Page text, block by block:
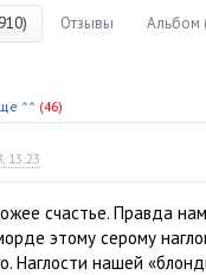
Отзывы Альбом
^^ (46)
13:23
счастье. Правда
этому серому
Наглости нашей